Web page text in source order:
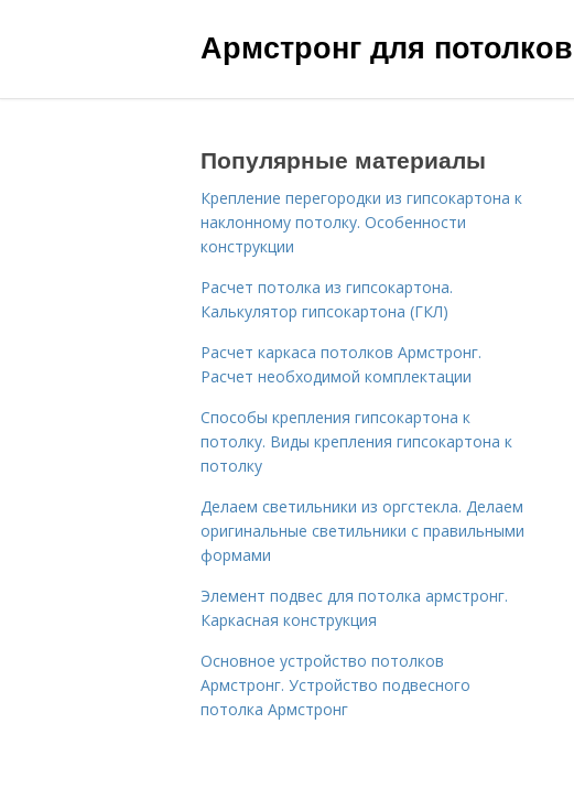
Армстронг для потолков
Популярные материалы
Крепление перегородки из гипсокартона к
наклонному потолку. Особенности
конструкции
Расчет потолка из гипсокартона.
Калькулятор гипсокартона (ГКЛ)
Расчет каркаса потолков Армстронг.
Расчет необходимой комплектации
Способы крепления гипсокартона к
потолку. Виды крепления гипсокартона к
потолку
Делаем светильники из оргстекла. Делаем
оригинальные светильники с правильными
формами
Элемент подвес для потолка армстронг.
Каркасная конструкция
Основное устройство потолков
Армстронг. Устройство подвесного
потолка Армстронг